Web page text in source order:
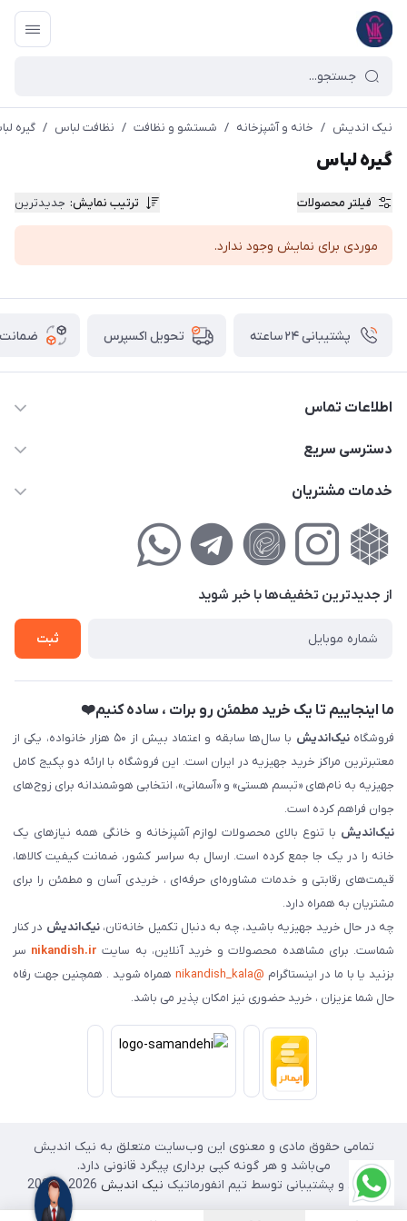
نیک اندیش / خانه و آشپزخانه / شستشو و نظافت / نظافت لباس / گیره
گیره لباس
فیلتر محصولات ترتیب نمایش: جدیدترین
موردی برای نمایش وجود ندارد.
پشتیبانی ۲۴ ساعته تحویل اکسپرس ضمانت
اطلاعات تماس
02177111474
کوچه گلریز 4 غربی ، پلاک 13
دسترسی سریع
حساب کاربری
لیست محصولات
خدمات مشتریان
راهنمای‌خرید‌آنلاین
حریم خصوصی
فروش‌اقساطی
از جدید‌ترین تخفیف‌ها با‌ خبر شوید
ثبت
ما اینجاییم تا یک خرید مطمئن رو برات ، ساده کنیم❤️
فروشگاهنیک‌اندیش
با سال‌ها سابقه و اعتماد بیش از ۵۰ هزار خانواده، یکی از
معتبرترین مراکز خرید جهیزیه در ایران است. این فروشگاه با ارائه دو پکیج کامل
جهیزیه به نام‌های «تبسم هستی» و «آسمانی»، انتخابی هوشمندانه برای زوج‌های
جوان فراهم کرده است.
نیک‌اندیش با تنوع بالای محصولات لوازم آشپزخانه و خانگی همه نیازهای یک
خانه را در یک جا جمع کرده است. ارسال به سراسر کشور، ضمانت کیفیت کالاها،
قیمت‌های رقابتی و خدمات مشاوره‌ای حرفه‌ای ، خریدی آسان و مطمئن را برای
مشتریان به همراه دارد.
چه در حال خرید جهیزیه باشید، چه به دنبال تکمیل خانه‌تان،نیک‌اندیش در کنار
شماست. برای مشاهده محصولات و خرید آنلاین، به سایت nikandish.ir سر
بزنید یا با ما در اینستاگرام @nikandish_kala
همراه شوید . همچنین جهت رفاه
حال شما عزیزان ، خرید حضوری نیز امکان پذیر می باشد.
تمامی حقوق مادی و معنوی این وب‌سایت متعلق به نیک اندیش
می‌باشد و هر گونه کپی برداری پیگرد قانونی دارد.
طراحی و پشتیبانی توسط تیم انفورماتیک نیک اندیش 2026 - 2025